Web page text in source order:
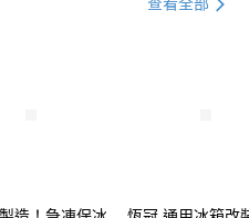
台中商業銀行